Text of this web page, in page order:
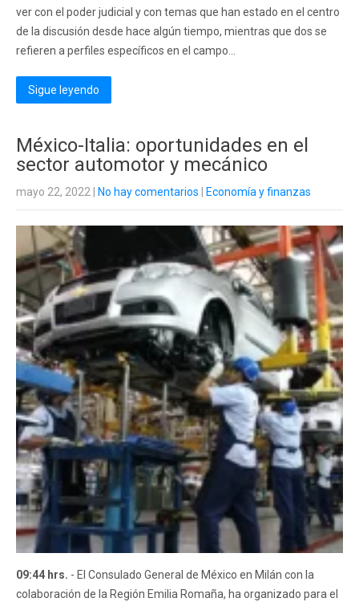
ver con el poder judicial y con temas que han estado en el centro
de la discusión desde hace algún tiempo, mientras que dos se
refieren a perfiles específicos en el campo...
Sigue leyendo
México-Italia: oportunidades en el
sector automotor y mecánico
mayo 22, 2022 No hay comentarios Economía y finanzas
09:44 hrs. - El Consulado General de México en Milán con la
colaboración de la Región Emilia Romaña, ha organizado para el